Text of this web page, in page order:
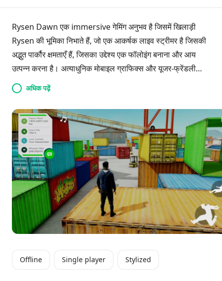
Rysen Dawn एक immersive गेमिंग अनुभव है जिसमें खिलाड़ी
Rysen की भूमिका निभाते हैं, जो एक आकर्षक लाइव स्ट्रीमर है जिसकी
अद्भुत पार्कौर क्षमताएँ हैं, जिसका उद्देश्य एक फॉलोइंग बनाना और आय
उत्पन्न करना है। अत्याधुनिक मोबाइल ग्राफिक्स और यूजर-फ्रेंडली
कंट्रोल के साथ, खिलाड़ी साहसी ट्रिक्स कर सकते हैं, गैर-खेलने योग्य
पात्रों के साथ संवाद कर सकते हैं, और इमो्ट सिस्टम के माध्यम से अपने
साउंडट्रैक को कस्टमाइज़ कर सकते हैं। एक फोटो मोड सांस रोक देने
वाले गेमप्ले क्षणों को कैप्चर करने की अनुमति देता है, जबकि स्पॉन्सर
इंटीग्रेशन से खिलाड़ी इन-गेम मुद्रा अर्जित कर सकते हैं। 60FPS की
स्मूद परफॉर्मेंस के साथ, Rysen Dawn उन लोगों के लिए डिज़ाइन
किया गया है जो पार्कौर की कला में महारत हासिल करना चाहते हैं।
अधिक पढ़ें
Offline Single player Stylized